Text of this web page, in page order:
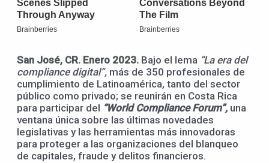
San José, CR. Enero 2023. Bajo el lema “La era del
compliance digital”, más de 350 profesionales de
cumplimiento de Latinoamérica, tanto del sector
público como privado; se reunirán en Costa Rica
para participar del “World Compliance Forum”, una
ventana única sobre las últimas novedades
legislativas y las herramientas más innovadoras
para proteger a las organizaciones del blanqueo
de capitales, fraude y delitos financieros.